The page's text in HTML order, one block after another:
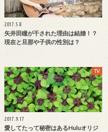
2017.5.8
矢井田瞳が干された理由は結婚！？
現在と旦那や子供の性別は？
TV
2017.9.17
愛してたって秘密はあるHuluオリジ